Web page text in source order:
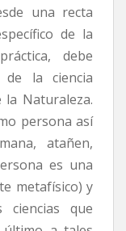
una recta
de la
debe
la ciencia
Naturaleza.
persona así
atañen,
es una
metafísico) y
ciencias que